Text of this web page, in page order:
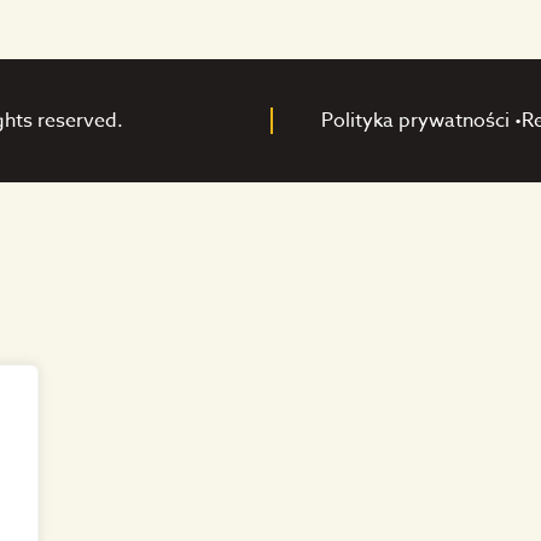
reserved. Polityka prywatności •